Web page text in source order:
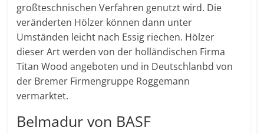
großteschnischen Verfahren genutzt wird. Die
veränderten Hölzer können dann unter
Umständen leicht nach Essig riechen. Hölzer
dieser Art werden von der holländischen Firma
Titan Wood angeboten und in Deutschlanbd von
der Bremer Firmengruppe Roggemann
vermarktet.
Belmadur von BASF